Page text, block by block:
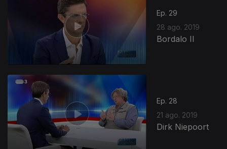
Ep. 29
28 ago. 2019
Bordalo II
Ep. 28
21 ago. 2019
Dirk Niepoort